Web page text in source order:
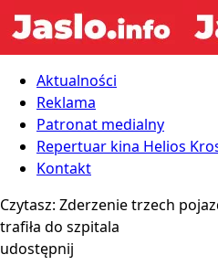
Aktualności
Reklama
Patronat medialny
Repertuar kina Helios
Kontakt
Czytasz: Zderzenie trzech
trafiła do szpitala
udostępnij